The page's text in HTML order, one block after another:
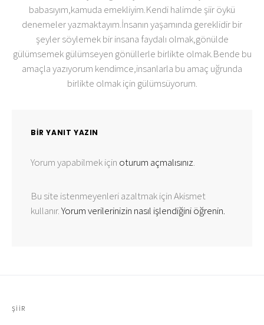
babasıyım,kamuda emekliyim.Kendi halimde şiir öykü
denemeler yazmaktayım.İnsanın yaşamında gereklidir bir
şeyler söylemek bir insana faydalı olmak,gönülde
gülümsemek gülümseyen gönüllerle birlikte olmak.Bende bu
amaçla yazıyorum kendimce,insanlarla bu amaç uğrunda
birlikte olmak için gülümsüyorum.
BIR YANIT YAZIN
Yorum yapabilmek için oturum açmalısınız.
Bu site istenmeyenleri azaltmak için Akismet
kullanır.Yorum verilerinizin nasıl işlendiğini öğrenin.
ŞIIR